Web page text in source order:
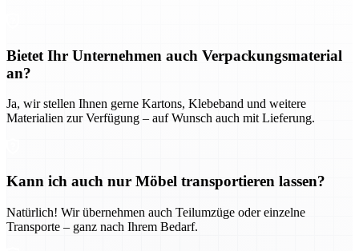
Bietet Ihr Unternehmen auch Verpackungsmaterial
an?
Ja, wir stellen Ihnen gerne Kartons, Klebeband und weitere
Materialien zur Verfügung – auf Wunsch auch mit Lieferung.
Kann ich auch nur Möbel transportieren lassen?
Natürlich! Wir übernehmen auch Teilumzüge oder einzelne
Transporte – ganz nach Ihrem Bedarf.